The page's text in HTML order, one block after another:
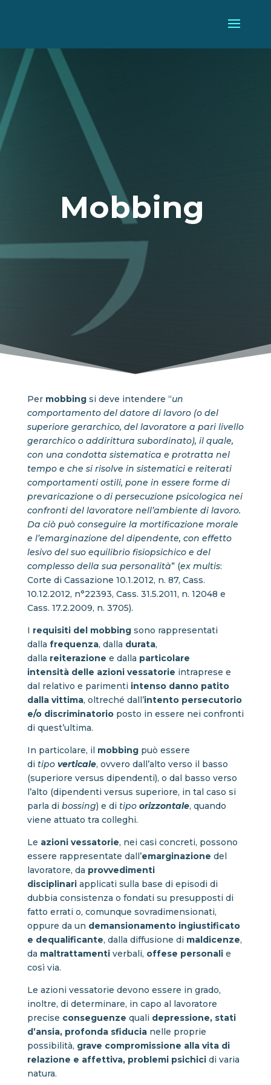
Mobbing
Per mobbingsi deve intendere “un
comportamento del datore di lavoro (o del
superiore gerarchico, del lavoratore a pari livello
gerarchico o addirittura subordinato), il quale,
con una condotta sistematica e protratta nel
tempo e che si risolve in sistematici e reiterati
comportamenti ostili, pone in essere forme di
prevaricazione o di persecuzione psicologica nei
confronti del lavoratore nell’ambiente di lavoro.
Da ciò può conseguire la mortificazione morale
e l’emarginazione del dipendente, con effetto
lesivo del suo equilibrio fisiopsichico e del
complesso della sua personalità” (ex multis:
Corte di Cassazione 10.1.2012, n. 87, Cass.
10.12.2012, n°22393, Cass. 31.5.2011, n. 12048 e
Cass. 17.2.2009, n. 3705).
I requisiti del mobbingsono rappresentati
dalla frequenza, dalla durata,
dalla reiterazione e dalla particolare
intensità delle azioni vessatorie intraprese e
dal relativo e parimenti intenso danno patito
dalla vittima, oltreché dall’intento persecutorio
e/o discriminatorioposto in essere nei confronti
di quest’ultima.
In particolare, il mobbingpuò essere
di tipo verticale, ovvero dall’alto verso il basso
(superiore versus dipendenti), o dal basso verso
l’alto (dipendenti versus superiore, in tal caso si
parla di bossing) e di tipo orizzontale, quando
viene attuato tra colleghi.
Le azioni vessatorie, nei casi concreti, possono
essere rappresentate dall’emarginazione del
lavoratore, da provvedimenti
disciplinariapplicati sulla base di episodi di
dubbia consistenza o fondati su presupposti di
fatto errati o, comunque sovradimensionati,
oppure da un demansionamento ingiustificato
e dequalificante, dalla diffusione di maldicenze,
da maltrattamentiverbali, offese personalie
così via.
Le azioni vessatorie devono essere in grado,
inoltre, di determinare, in capo al lavoratore
precise conseguenze quali depressione, stati
d’ansia, profonda sfiducianelle proprie
possibilità, grave compromissione alla vita di
relazione e affettiva, problemi psichicidi varia
natura.